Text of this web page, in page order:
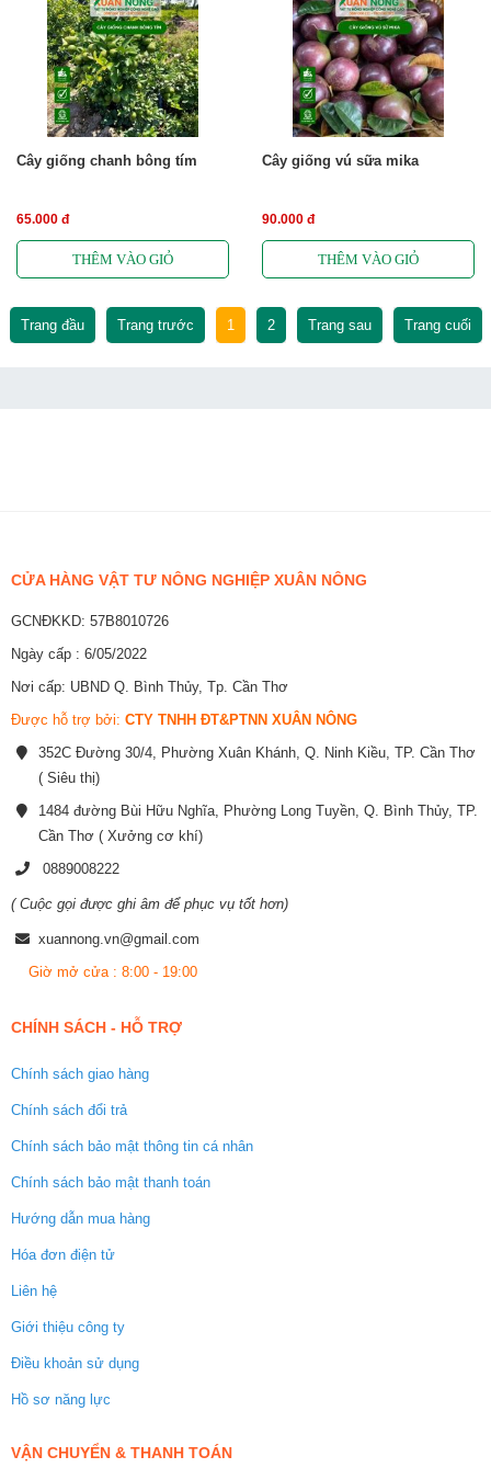
Cây giống chanh bông tím
65.000 đ
Cây giống vú sữa mika
90.000 đ
Trang đầu Trang trước 1 2 Trang sau Trang cuối
CỬA HÀNG VẬT TƯ NÔNG NGHIỆP XUÂN NÔNG
GCNĐKKD: 57B8010726
Ngày cấp : 6/05/2022
Nơi cấp: UBND Q. Bình Thủy, Tp. Cần Thơ
Được hỗ trợ bởi: CTY TNHH ĐT&PTNN XUÂN NÔNG
352C Đường 30/4, Phường Xuân Khánh, Q. Ninh Kiều, TP. Cần Thơ
( Siêu thị)
1484 đường Bùi Hữu Nghĩa, Phường Long Tuyền, Q. Bình Thủy, TP.
Cần Thơ ( Xưởng cơ khí)
0889008222
( Cuộc gọi được ghi âm để phục vụ tốt hơn)
xuannong.vn@gmail.com
Giờ mở cửa : 8:00 - 19:00
CHÍNH SÁCH - HỖ TRỢ
Chính sách giao hàng
Chính sách đổi trả
Chính sách bảo mật thông tin cá nhân
Chính sách bảo mật thanh toán
Hướng dẫn mua hàng
Hóa đơn điện tử
Liên hệ
Giới thiệu công ty
Điều khoản sử dụng
Hồ sơ năng lực
VẬN CHUYỂN & THANH TOÁN